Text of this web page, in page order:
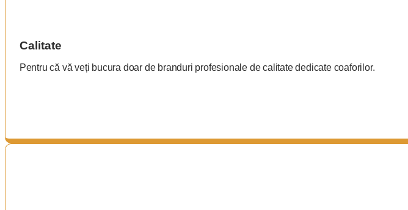
Calitate
Pentru că vă veți bucura doar de branduri profesionale de calitate dedicate coaforilor.